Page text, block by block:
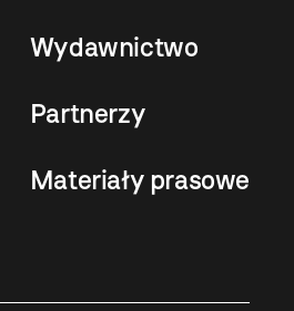
Wydawnictwo
Partnerzy
Materiały prasowe